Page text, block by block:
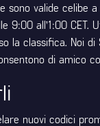
valide celibe
all’1:00
classifica. Noi
di amico
nuovi codici